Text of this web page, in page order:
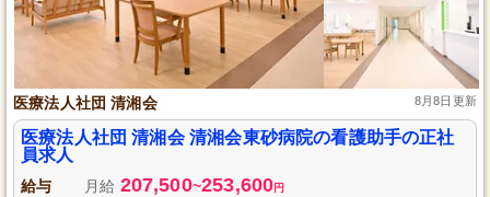
医療法人社団 清湘会 8月8日更新
医療法人社団 清湘会 清湘会東砂病院の看護助手の正社
員求人
給与 月給 207,500~253,600円